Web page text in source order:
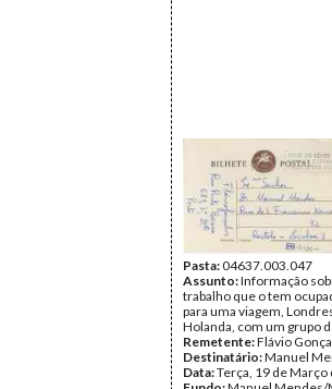
Pasta:04637.003.047
Assunto:Informação
trabalho que o tem
para uma viagem,
Holanda, com um grupo
Remetente:Flávio
Destinatário:Manuel
Data:Terça, 19 de Março